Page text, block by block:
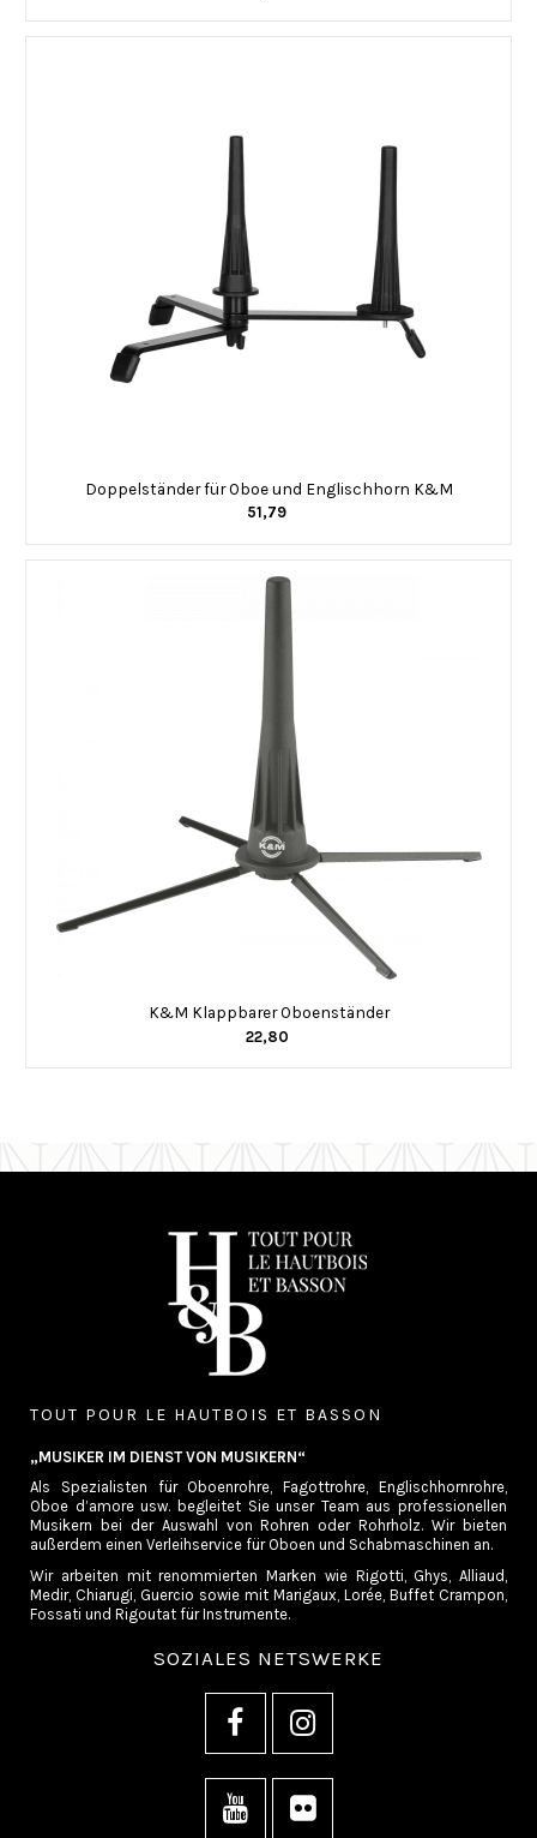
Doppelständer für Oboe und Englischhorn K&M
51,79
K&M Klappbarer Oboenständer
22,80
TOUT POUR LE HAUTBOIS ET BASSON
„MUSIKER IM DIENST VON MUSIKERN“
Als Spezialisten für Oboenrohre, Fagottrohre, Englischhornrohre,
Oboe d’amore usw. begleitet Sie unser Team aus professionellen
Musikern bei der Auswahl von Rohren oder Rohrholz. Wir bieten
außerdem einen Verleihservice für Oboen und Schabmaschinen an.
Wir arbeiten mit renommierten Marken wie Rigotti, Ghys, Alliaud,
Medir, Chiarugi, Guercio sowie mit Marigaux, Lorée, Buffet Crampon,
Fossati und Rigoutat für Instrumente.
SOZIALES NETSWERKE